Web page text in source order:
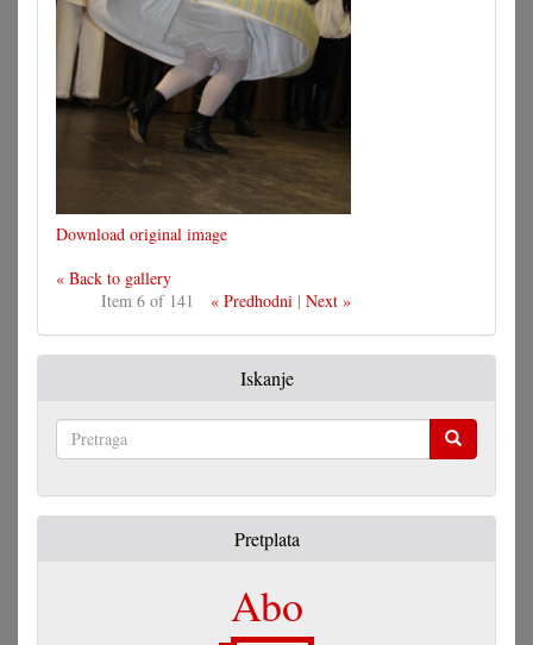
Download original image
« Back to gallery
Item 6 of 141
« Predhodni | Next »
Iskanje
Pretplata
Abo